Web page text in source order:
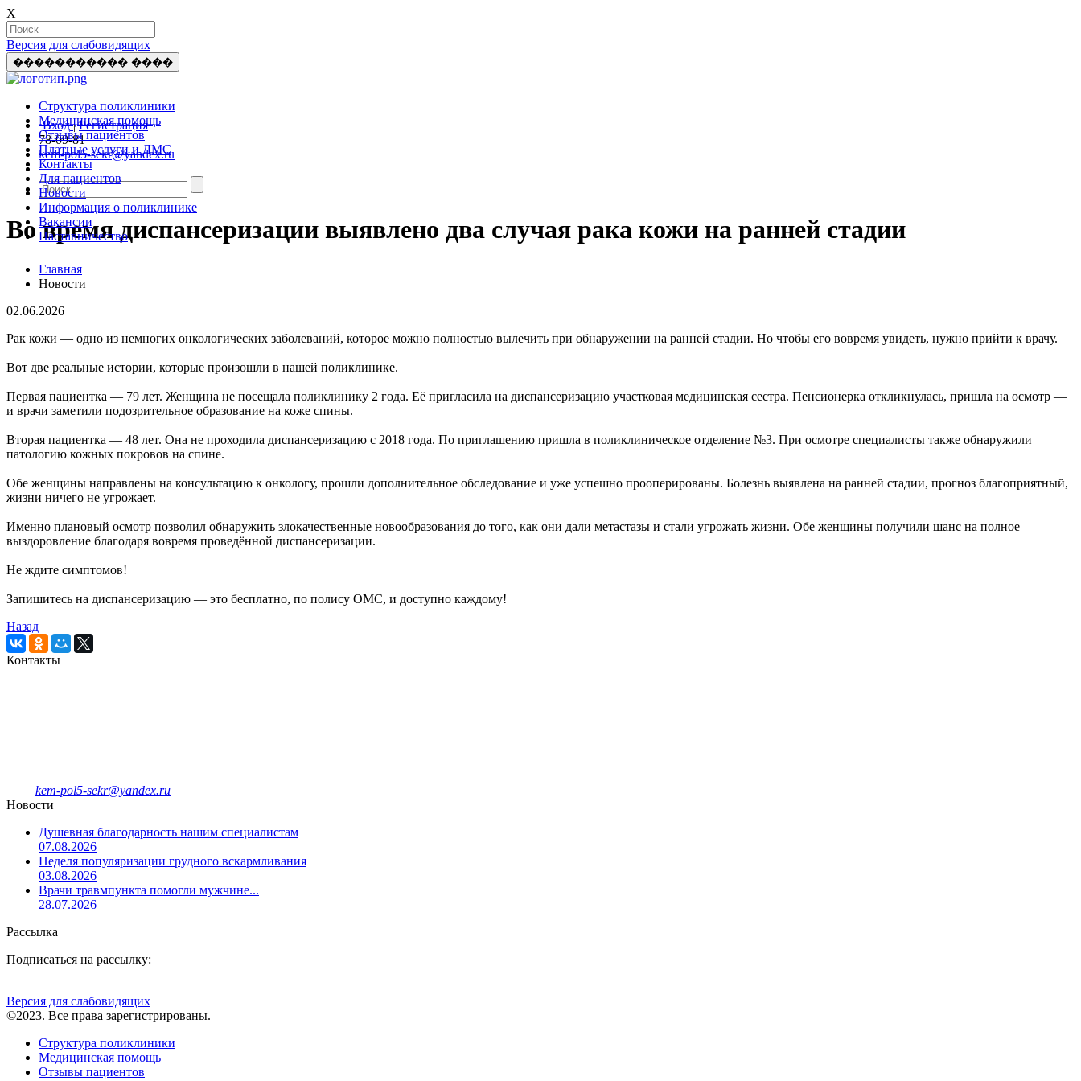
X
Версия для слабовидящих
����������� ����
Структура поликлиники
Медицинская помощь
Отзывы пациентов
Платные услуги и ДМС
Контакты
Для пациентов
Новости
Информация о поликлинике
Вакансии
Наставничество
Вход |Регистрация
78-09-81
kem-pol5-sekr@yandex.ru
Во время диспансеризации выявлено два случая рака кожи на ранней стадии
Главная
Новости
02.06.2026
Рак кожи — одно из немногих онкологических заболеваний, которое можно полностью вылечить при обнаружении на ранней стадии. Но чтобы его вовремя увидеть, нужно прийти к врачу.
Вот две реальные истории, которые произошли в нашей поликлинике.
Первая пациентка — 79 лет. Женщина не посещала поликлинику 2 года. Её пригласила на диспансеризацию участковая медицинская сестра. Пенсионерка откликнулась, пришла на осмотр —
и врачи заметили подозрительное образование на коже спины.
Вторая пациентка — 48 лет. Она не проходила диспансеризацию с 2018 года. По приглашению пришла в поликлиническое отделение №3. При осмотре специалисты также обнаружили
патологию кожных покровов на спине.
Обе женщины направлены на консультацию к онкологу, прошли дополнительное обследование и уже успешно прооперированы. Болезнь выявлена на ранней стадии, прогноз благоприятный,
жизни ничего не угрожает.
Именно плановый осмотр позволил обнаружить злокачественные новообразования до того, как они дали метастазы и стали угрожать жизни. Обе женщины получили шанс на полное
выздоровление благодаря вовремя проведённой диспансеризации.
Не ждите симптомов!
Запишитесь на диспансеризацию — это бесплатно, по полису ОМС, и доступно каждому!
Назад
Контакты
kem-pol5-sekr@yandex.ru
Новости
Душевная благодарность нашим специалистам
07.08.2026
Неделя популяризации грудного вскармливания
03.08.2026
Врачи травмпункта помогли мужчине...
28.07.2026
Рассылка
Подписаться на рассылку:
Версия для слабовидящих
©2023. Все права зарегистрированы.
Структура поликлиники
Медицинская помощь
Отзывы пациентов